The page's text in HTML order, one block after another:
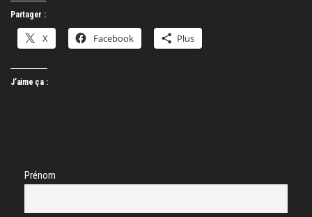
Partager :
X Facebook Plus
J’aime ça :
Prénom